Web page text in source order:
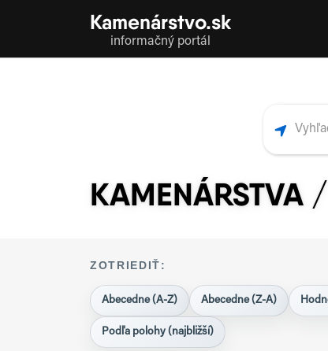
Kamenárstvo.sk
informačný portál
KAMENÁRSTVA
ZOTRIEDIŤ:
Abecedne (A-Z) Abecedne (Z-A)
Podľa polohy (najbližší)